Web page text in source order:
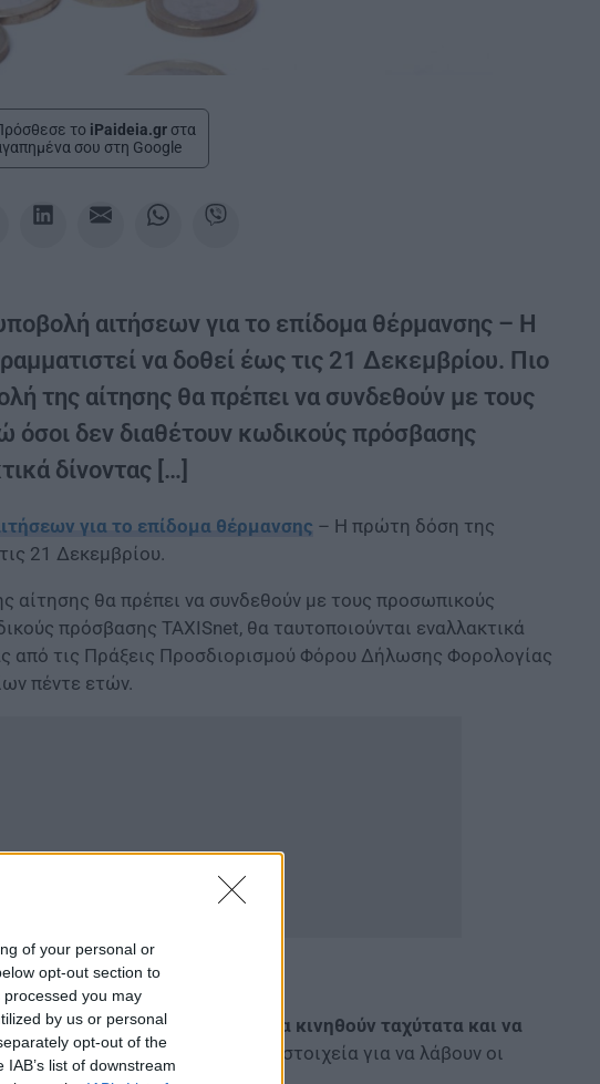
of your personal or
opt-out section to
you may
by us or personal
opt-out of the
list of downstream
το iPaideia.gr στα
σου στη Google
αιτήσεων για το επίδομα θέρμανσης – Η
να δοθεί έως τις 21 Δεκεμβρίου. Πιο
της αίτησης θα πρέπει να συνδεθούν με τους
δεν διαθέτουν κωδικούς πρόσβασης
δίνοντας […]
για το επίδομα θέρμανσης – Η πρώτη δόση της
21 Δεκεμβρίου.
αίτησης θα πρέπει να συνδεθούν με τους προσωπικούς
πρόσβασης TAXISnet, θα ταυτοποιούνται εναλλακτικά
από τις Πράξεις Προσδιορισμού Φόρου Δήλωσης Φορολογίας
πέντε ετών.
των πολυκατοικιών πρέπει να κινηθούν ταχύτατα και να
της ΑΑΔΕμια σειρά από στοιχεία για να λάβουν οι